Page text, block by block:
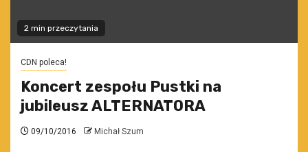
2 min przeczytania
CDN poleca!
Koncert zespołu Pustki na
jubileusz ALTERNATORA
09/10/2016 Michał Szum